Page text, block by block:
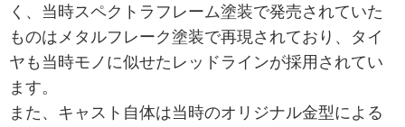
く、当時スペクトラフレーム塗装で発売されていた
ものはメタルフレーク塗装で再現されており、タイ
ヤも当時モノに似せたレッドラインが採用されてい
ます。
また、キャスト自体は当時のオリジナル金型による